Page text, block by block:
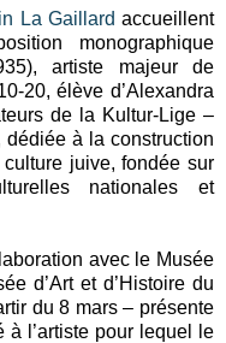
La Gaillard accueillent
monographique
artiste majeur de
20, élève d’Alexandra
de la Kultur-Lige –
à la construction
juive, fondée sur
nationales et
avec le Musée
d’Art et d’Histoire du
du 8 mars – présente
à l’artiste pour lequel le